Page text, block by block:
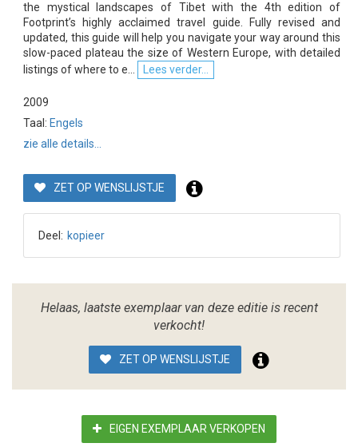
the mystical landscapes of Tibet with the 4th edition of
Footprint’s highly acclaimed travel guide. Fully revised and
updated, this guide will help you navigate your way around this
slow-paced plateau the size of Western Europe, with detailed
listings of where to e...
Lees verder...
2009
Taal: Engels
zie alle details...
ZET OP WENSLIJSTJE
Deel: kopieer
Helaas, laatste exemplaar van deze editie is recent
verkocht!
ZET OP WENSLIJSTJE
EIGEN EXEMPLAAR VERKOPEN